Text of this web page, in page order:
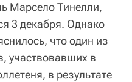
Марсело Тинелли,
3 декабря. Однако
что один из
участвовавших в
в результате